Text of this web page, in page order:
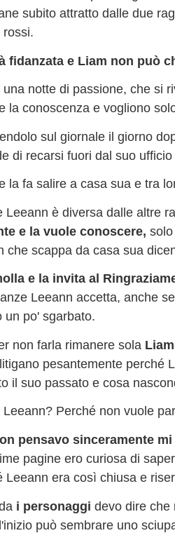
subito attratto dalle due
rossi.
fidanzata e Liam non può
notte di passione, che si
la conoscenza e vogliono
sul giornale il giorno
di recarsi fuori dal suo
la fa salire a casa sua e tra
Leeann è diversa dalle altre
e la vuole conoscere,
che scappa da casa sua
e la invita al
Leeann accetta, anche
un po' sgarbato.
non farla rimanere sola
pesantemente perché
il suo passato e cosa
Perché non vuole
pensavo sinceramente
pagine ero curiosa di
Leeann era così chiusa e
i personaggi devo dire che
può sembrare uno